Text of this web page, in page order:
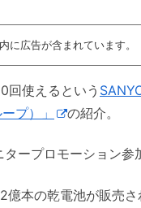
に広告が含まれています。
回使えるという
プ）」
の紹介。
ープロモーション参
億本の乾電池が販売さ